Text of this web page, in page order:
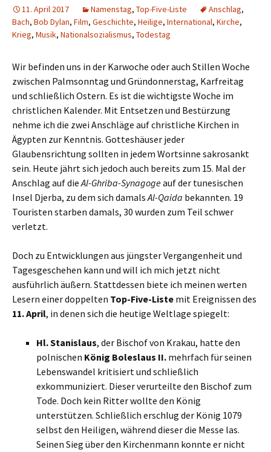
11. April 2017 Namenstag, Top-Five-Liste Anschlag,
Bach, Bob Dylan, Film, Geschichte, Heilige, International, Kirche,
Krieg, Musik, Nationalsozialismus, Todestag
Wir befinden uns in der Karwoche oder auch Stillen Woche
zwischen Palmsonntag und Gründonnerstag, Karfreitag
und schließlich Ostern. Es ist die wichtigste Woche im
christlichen Kalender. Mit Entsetzen und Bestürzung
nehme ich die zwei Anschläge auf christliche Kirchen in
Ägypten zur Kenntnis. Gotteshäuser jeder
Glaubensrichtung sollten in jedem Wortsinne sakrosankt
sein. Heute jährt sich jedoch auch bereits zum 15. Mal der
Anschlag auf dieAl-Ghriba-Synagogeauf der tunesischen
Insel Djerba, zu dem sich damalsAl-Qaida bekannten. 19
Touristen starben damals, 30 wurden zum Teil schwer
verletzt.
Doch zu Entwicklungen aus jüngster Vergangenheit und
Tagesgeschehen kann und will ich mich jetzt nicht
ausführlich äußern. Stattdessen biete ich meinen werten
Lesern einer doppelten Top-Five-Liste mit Ereignissen des
11. April, in denen sich die heutige Weltlage spiegelt:
Hl. Stanislaus, der Bischof von Krakau, hatte den
polnischen König Boleslaus II. mehrfach für seinen
Lebenswandel kritisiert und schließlich
exkommuniziert. Dieser verurteilte den Bischof zum
Tode. Doch kein Ritter wollte den König
unterstützen. Schließlich erschlug der König 1079
selbst den Heiligen, während dieser die Messe las.
Seinen Sieg über den Kirchenmann konnte er nicht